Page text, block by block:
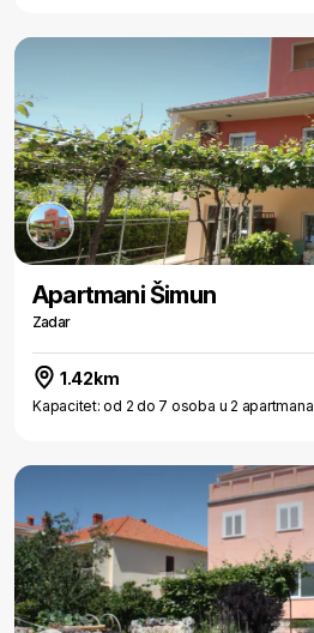
Apartmani Šimun
Zadar
1.42km
Kapacitet: od 2 do 7 osoba u 2 apartmana